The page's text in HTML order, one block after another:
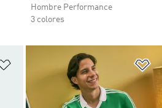
Hombre Performance
3 colores
Añadir a la lista de deseos